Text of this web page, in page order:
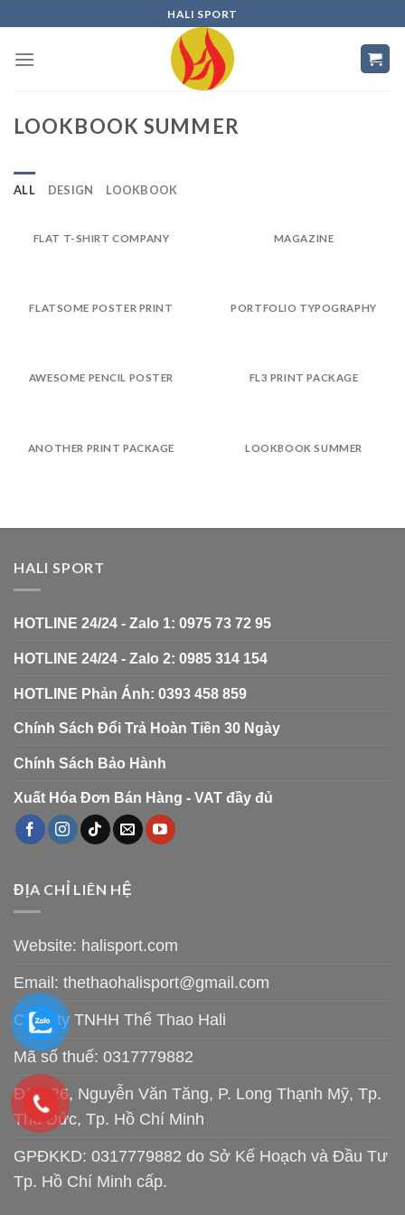
to
content
HALI SPORT
LOOKBOOK SUMMER
ALL DESIGN LOOKBOOK
FLAT T-SHIRT COMPANY MAGAZINE
FLATSOME POSTER PRINT PORTFOLIO TYPOGRAPHY
AWESOME PENCIL POSTER FL3 PRINT PACKAGE
ANOTHER PRINT PACKAGE LOOKBOOK SUMMER
HALI SPORT
HOTLINE 24/24 - Zalo 1: 0975 73 72 95
HOTLINE 24/24 - Zalo 2: 0985 314 154
HOTLINE Phản Ánh: 0393 458 859
Chính Sách Đổi Trả Hoàn Tiền 30 Ngày
Chính Sách Bảo Hành
Xuất Hóa Đơn Bán Hàng - VAT đầy đủ
ĐỊA CHỈ LIÊN HỆ
Website: halisport.com
Email: thethaohalisport@gmail.com
Công ty TNHH Thể Thao Hali
Mã số thuế: 0317779882
Đ/C: 26, Nguyễn Văn Tăng, P. Long Thạnh Mỹ, Tp.
Thủ Đức, Tp. Hồ Chí Minh
GPĐKKD: 0317779882 do Sở Kế Hoạch và Đầu Tư
Tp. Hồ Chí Minh cấp.